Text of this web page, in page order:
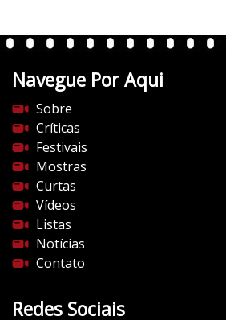
t
s
:
/
/
i
0
.
w
p
.
m
Navegue Por Aqui
Sobre
Críticas
Festivais
Mostras
Curtas
Vídeos
Listas
Notícias
Contato
Redes Sociais